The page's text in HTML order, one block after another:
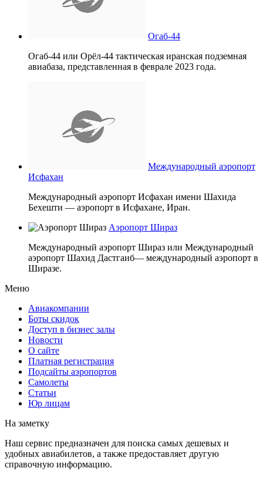
Огаб-44
Огаб-44 или Орёл-44 тактическая иранская подземная
авиабаза, представленная в феврале 2023 года.
Международный аэропорт
Исфахан
Международный аэропорт Исфахан имени Шахида
Бехешти — аэропорт в Исфахане, Иран.
Аэропорт Шираз
Международный аэропорт Шираз или Международный
аэропорт Шахид Дастгаиб— международный аэропорт в
Ширазе.
Меню
Авиакомпании
Боты скидок
Доступ в бизнес залы
Новости
О сайте
Платная регистрация
Подсайты аэропортов
Самолеты
Статьи
Юр лицам
На заметку
Наш сервис предназначен для поиска самых дешевых и
удобных авиабилетов, а также предоставляет другую
справочную информацию.